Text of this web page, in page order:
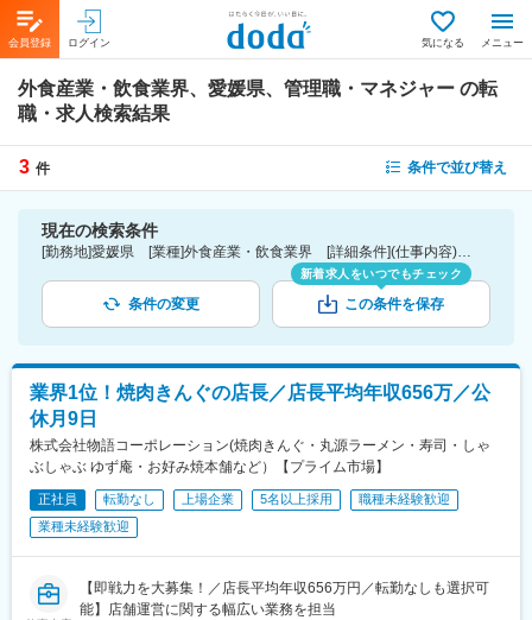
会員登録 ログイン 気になる メニュー
外食産業・飲食業界、愛媛県、管理職・マネジャー の転
職・求人検索結果
3 件 条件で並び替え
現在の検索条件
[勤務地]愛媛県 [業種]外食産業・飲食業界 [詳細条件](仕事内容)管理職・マネジャー
条件の変更
新着求人をいつでもチェック
この条件を保存
業界1位！焼肉きんぐの店長／店長平均年収656万／公
休月9日
株式会社物語コーポレーション(焼肉きんぐ・丸源ラーメン・寿司・しゃ
ぶしゃぶ ゆず庵・お好み焼本舗など）【プライム市場】
正社員 転勤なし 上場企業 5名以上採用
職種未経験歓迎
業種未経験歓迎
【即戦力を大募集！／店長平均年収656万円／転勤なしも選択可
能】店舗運営に関する幅広い業務を担当